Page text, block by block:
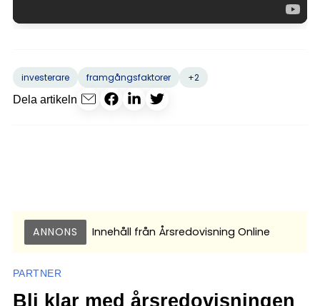
investerare framgångsfaktorer
+2
Dela artikeln
ANNONS Innehåll från Årsredovisning Online
PARTNER
Bli klar med årsredovisningen